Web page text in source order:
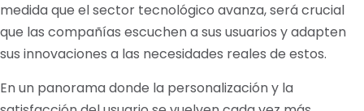
medida que el sector tecnológico avanza, será crucial
que las compañías escuchen a sus usuarios y adapten
sus innovaciones a las necesidades reales de estos.
En un panorama donde la personalización y la